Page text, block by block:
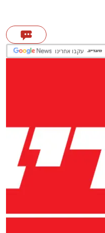
עקבו אחרינו